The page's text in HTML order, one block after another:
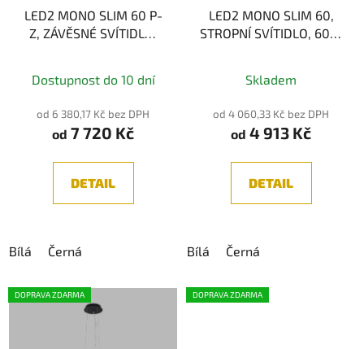
LED2 MONO SLIM 60 P-
Z, ZÁVĚSNÉ SVÍTIDLO,
Dostupnost do 10 dní
od 6 380,17 Kč bez DPH
od 7 720 Kč
DETAIL
Bílá Černá
LED2 MONO SLIM 60,
STROPNÍ SVÍTIDLO, 60W
hodnocení
produktu
je
Skladem
od 4 060,33 Kč bez DPH
od 4 913 Kč
DETAIL
Bílá Černá
DOPRAVA ZDARMA DOPRAVA ZDARMA